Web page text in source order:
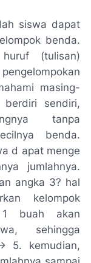
siswa dapat
benda.
(tulisan)
masing-
sendiri,
tanpa
benda.
d apat menge
jumlahnya.
angka 3? hal
kelompok
buah akan
sehingga
5. kemudian,